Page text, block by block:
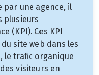
par une agence, il
plusieurs
(KPI). Ces KPI
site web dans les
le trafic organique
visiteurs en